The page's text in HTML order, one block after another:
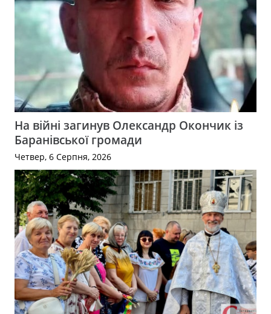
На війні загинув Олександр Окончик із
Баранівської громади
Четвер, 6 Серпня, 2026